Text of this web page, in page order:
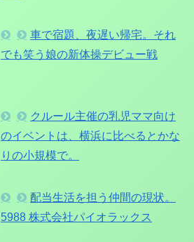
車で宿題、夜遅い帰宅。それ
でも笑う娘の新体操デビュー戦
クルール主催の乳児ママ向け
のイベントは、横浜に比べるとかな
りの小規模で。
配当生活を担う仲間の現状。
5988 株式会社パイオラックス